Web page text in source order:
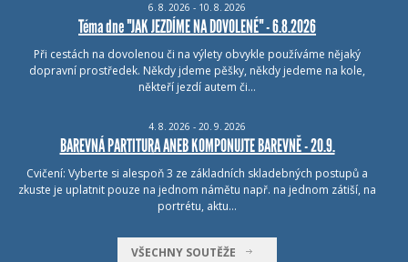
6. 8. 2026 - 10. 8. 2026
Téma dne "JAK JEZDÍME NA DOVOLENÉ" - 6.8.2026
Při cestách na dovolenou či na výlety obvykle používáme nějaký
dopravní prostředek. Někdy jdeme pěšky, někdy jedeme na kole,
někteří jezdí autem či…
4. 8. 2026 - 20. 9. 2026
BAREVNÁ PARTITURA ANEB KOMPONUJTE BAREVNĚ - 20.9.
Cvičení: Vyberte si alespoň 3 ze základních skladebných postupů a
zkuste je uplatnit pouze na jednom námětu např. na jednom zátiší, na
portrétu, aktu…
VŠECHNY SOUTĚŽE